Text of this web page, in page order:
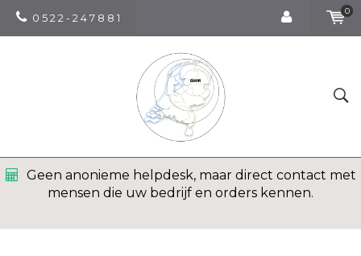
0 5 2 2 - 2 4 7 8 8 1
0
Geen anonieme helpdesk, maar direct contact met
mensen die uw bedrijf en orders kennen.